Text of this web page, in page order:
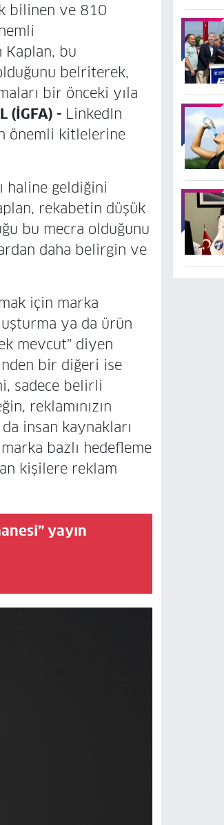
bilinen ve 810
bu
belriterek,
bir önceki yıla
(İGFA) - LinkedIn
önemli kitlelerine
haline geldiğini
rekabetin düşük
bu mecra olduğunu
daha belirgin ve
için marka
ya da ürün
mevcut" diyen
bir diğeri ise
sadece belirli
reklamınızın
insan kaynakları
bazlı hedefleme
kişilere reklam
yayın